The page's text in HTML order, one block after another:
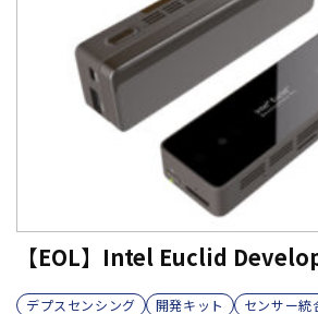
【EOL】Intel Euclid
デプスセンシング 開発キット センサー統